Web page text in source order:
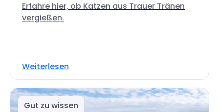
Erfahre hier, ob Katzen aus Trauer Tränen
vergießen.
Weiterlesen
Gut zu wissen